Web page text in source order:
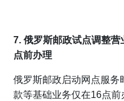
7. 俄罗斯邮政试点调整
点前办理
俄罗斯邮政启动网点服务
款等基础业务仅在16点